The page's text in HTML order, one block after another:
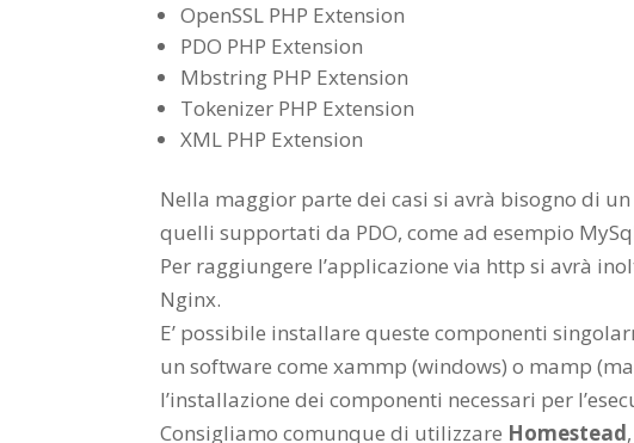
OpenSSL PHP Extension
PDO PHP Extension
Mbstring PHP Extension
Tokenizer PHP Extension
XML PHP Extension
Nella maggior parte dei casi si avrà bisogno di
quelli supportati da PDO, come ad esempio
Per raggiungere l’applicazione via http si avrà
Nginx.
E’ possibile installare queste componenti
un software come xammp (windows) o mamp
l’installazione dei componenti necessari per
Consigliamo comunque di utilizzare Homestead